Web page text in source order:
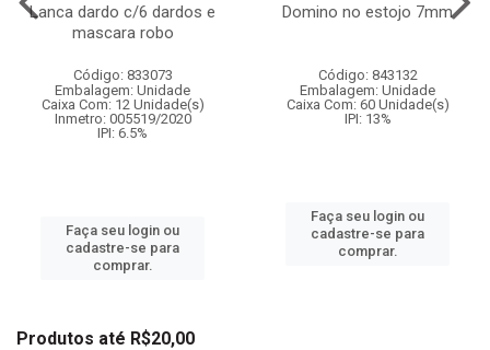
Lanca dardo c/6 dardos e
mascara robo
Código: 833073
Embalagem: Unidade
Caixa Com: 12 Unidade(s)
Inmetro: 005519/2020
IPI: 6.5%
Faça seu login ou
cadastre-se para
comprar.
Domino no estojo 7mm
Código: 843132
Embalagem: Unidade
Caixa Com: 60 Unidade(s)
IPI: 13%
Faça seu login ou
cadastre-se para
comprar.
Produtos até R$20,00